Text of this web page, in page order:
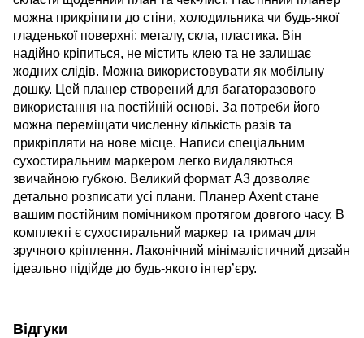
можна прикріпити до стіни, холодильника чи будь-якої
гладенької поверхні: металу, скла, пластика. Він
надійно кріпиться, не містить клею та не залишає
жодних слідів. Можна використовувати як мобільну
дошку. Цей планер створений для багаторазового
використання на постійній основі. За потреби його
можна переміщати численну кількість разів та
прикріпляти на нове місце. Написи спеціальним
сухостиральним маркером легко видаляються
звичайною губкою. Великий формат А3 дозволяє
детально розписати усі плани. Планер Axent стане
вашим постійним помічником протягом довгого часу. В
комплекті є сухостиральний маркер та тримач для
зручного кріплення. Лаконічний мінімалістичний дизайн
ідеально підійде до будь-якого інтер’єру.
Відгуки